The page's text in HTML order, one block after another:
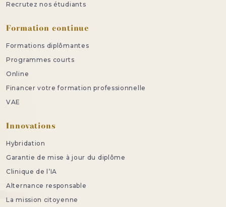
Recrutez nos étudiants
Formation continue
Formations diplômantes
Programmes courts
Online
Financer votre formation professionnelle
VAE
Innovations
Hybridation
Garantie de mise à jour du diplôme
Clinique de l’IA
Alternance responsable
La mission citoyenne